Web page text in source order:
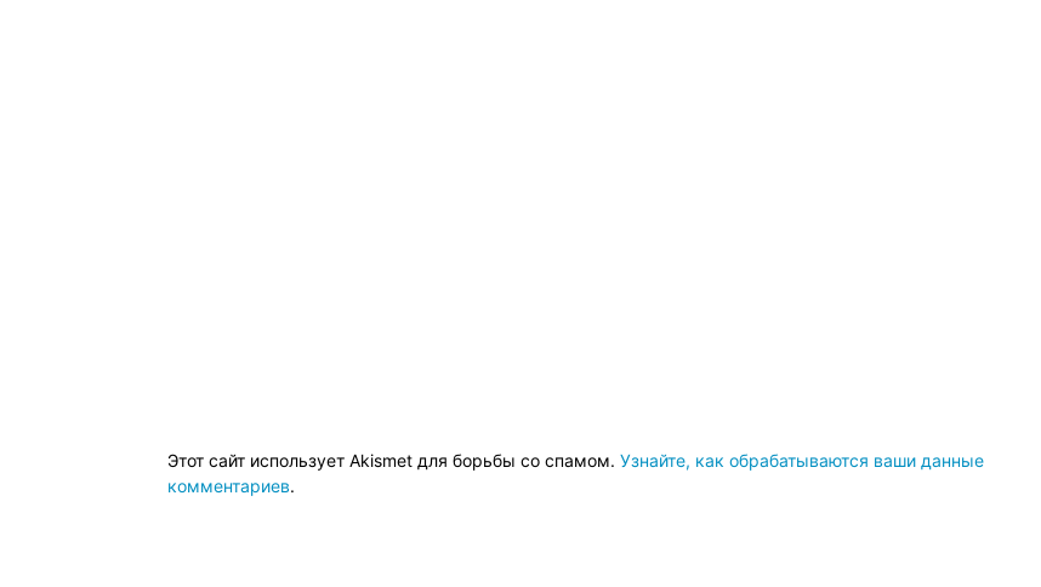
Этот сайт использует Akismet для борьбы со спамом. Узнайте, как обрабатываются ваши данные
комментариев.